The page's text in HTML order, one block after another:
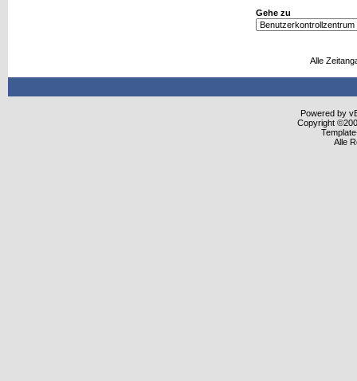
Gehe zu
Alle
Powered by
Copyright
Alle